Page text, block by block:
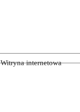
Witryna internetowa